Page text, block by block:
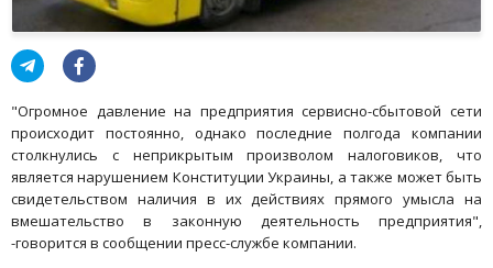
"Огромное давление на предприятия сервисно-сбытовой сети
происходит постоянно, однако последние полгода компании
столкнулись с неприкрытым произволом налоговиков, что
является нарушением Конституции Украины, а также может быть
свидетельством наличия в их действиях прямого умысла на
вмешательство в законную деятельность предприятия",
-говорится в сообщении пресс-службе компании.